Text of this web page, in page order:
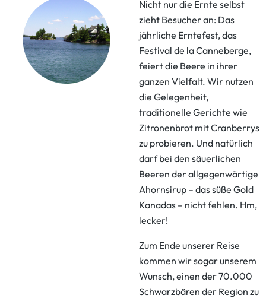
Nicht nur die Ernte selbst
zieht Besucher an: Das
jährliche Erntefest, das
Festival de la Canneberge,
feiert die Beere in ihrer
ganzen Vielfalt. Wir nutzen
die Gelegenheit,
traditionelle Gerichte wie
Zitronenbrot mit Cranberrys
zu probieren. Und natürlich
darf bei den säuerlichen
Beeren der allgegenwärtige
Ahornsirup – das süße Gold
Kanadas – nicht fehlen. Hm,
lecker!
Zum Ende unserer Reise
kommen wir sogar unserem
Wunsch, einen der 70.000
Schwarzbären der Region zu